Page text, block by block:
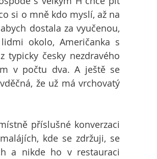
si o mně kdo myslí, až na
dostala za vyučenou,
okolo, Američanka s
česky nezdravého
v počtu dva. A ještě se
že už má vrchovatý
příslušné konverzaci
kde se zdržuji, se
a nikde ho v restauraci